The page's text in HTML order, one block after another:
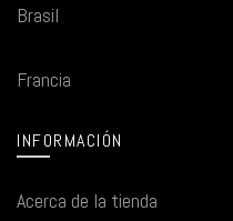
Brasil
Francia
INFORMACIÓN
Acerca de la tienda